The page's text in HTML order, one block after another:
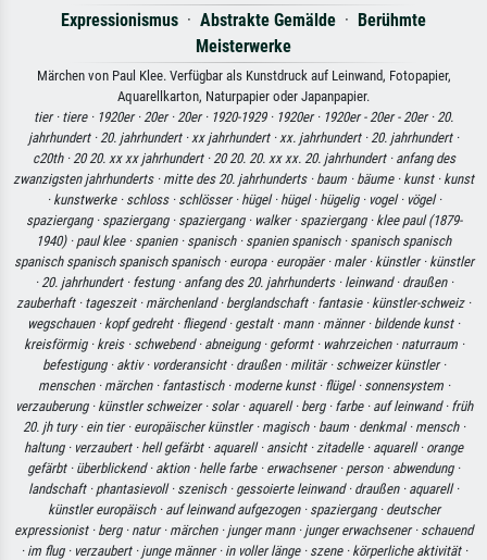
Expressionismus · Abstrakte Gemälde · Berühmte
Meisterwerke
Märchen von Paul Klee. Verfügbar als Kunstdruck auf Leinwand, Fotopapier,
Aquarellkarton, Naturpapier oder Japanpapier.
tier · tiere · 1920er · 20er · 20er · 1920-1929 · 1920er · 1920er - 20er - 20er · 20.
jahrhundert · 20. jahrhundert · xx jahrhundert · xx. jahrhundert · 20. jahrhundert ·
c20th · 20 20. xx xx jahrhundert · 20 20. 20. xx xx. 20. jahrhundert · anfang des
zwanzigsten jahrhunderts · mitte des 20. jahrhunderts · baum · bäume · kunst · kunst
· kunstwerke · schloss · schlösser · hügel · hügel · hügelig · vogel · vögel ·
spaziergang · spaziergang · spaziergang · walker · spaziergang · klee paul (1879-
1940) · paul klee · spanien · spanisch · spanien spanisch · spanisch spanisch
spanisch spanisch spanisch spanisch · europa · europäer · maler · künstler · künstler
· 20. jahrhundert · festung · anfang des 20. jahrhunderts · leinwand · draußen ·
zauberhaft · tageszeit · märchenland · berglandschaft · fantasie · künstler-schweiz ·
wegschauen · kopf gedreht · fliegend · gestalt · mann · männer · bildende kunst ·
kreisförmig · kreis · schwebend · abneigung · geformt · wahrzeichen · naturraum ·
befestigung · aktiv · vorderansicht · draußen · militär · schweizer künstler ·
menschen · märchen · fantastisch · moderne kunst · flügel · sonnensystem ·
verzauberung · künstler schweizer · solar · aquarell · berg · farbe · auf leinwand · früh
20. jh tury · ein tier · europäischer künstler · magisch · baum · denkmal · mensch ·
haltung · verzaubert · hell gefärbt · aquarell · ansicht · zitadelle · aquarell · orange
gefärbt · überblickend · aktion · helle farbe · erwachsener · person · abwendung ·
landschaft · phantasievoll · szenisch · gessoierte leinwand · draußen · aquarell ·
künstler europäisch · auf leinwand aufgezogen · spaziergang · deutscher
expressionist · berg · natur · märchen · junger mann · junger erwachsener · schauend
· im flug · verzaubert · junge männer · in voller länge · szene · körperliche aktivität ·